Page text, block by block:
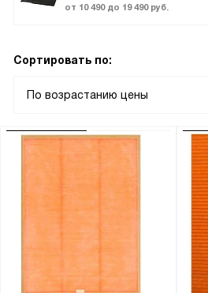
от 10 490 до 19 490 руб.
Сортировать по:
По возрастанию цены